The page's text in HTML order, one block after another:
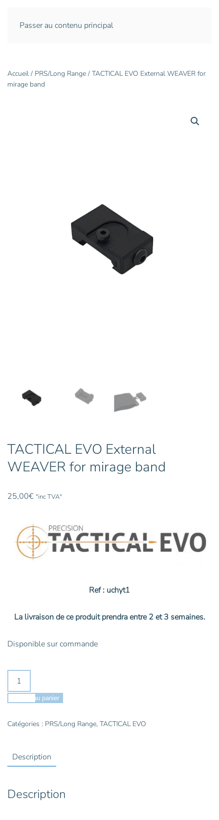
Passer au contenu principal
Accueil / PRS/Long Range / TACTICAL EVO External WEAVER for
mirage band
TACTICAL EVO External
WEAVER for mirage band
25,00€ "inc TVA"
Ref : uchyt1
La livraison de ce produit prendra entre 2 et 3 semaines.
Disponible sur commande
quantité
TACTICAL
External
mirage
Ajouter au panier
Catégories : PRS/Long Range, TACTICAL EVO
Description
Description